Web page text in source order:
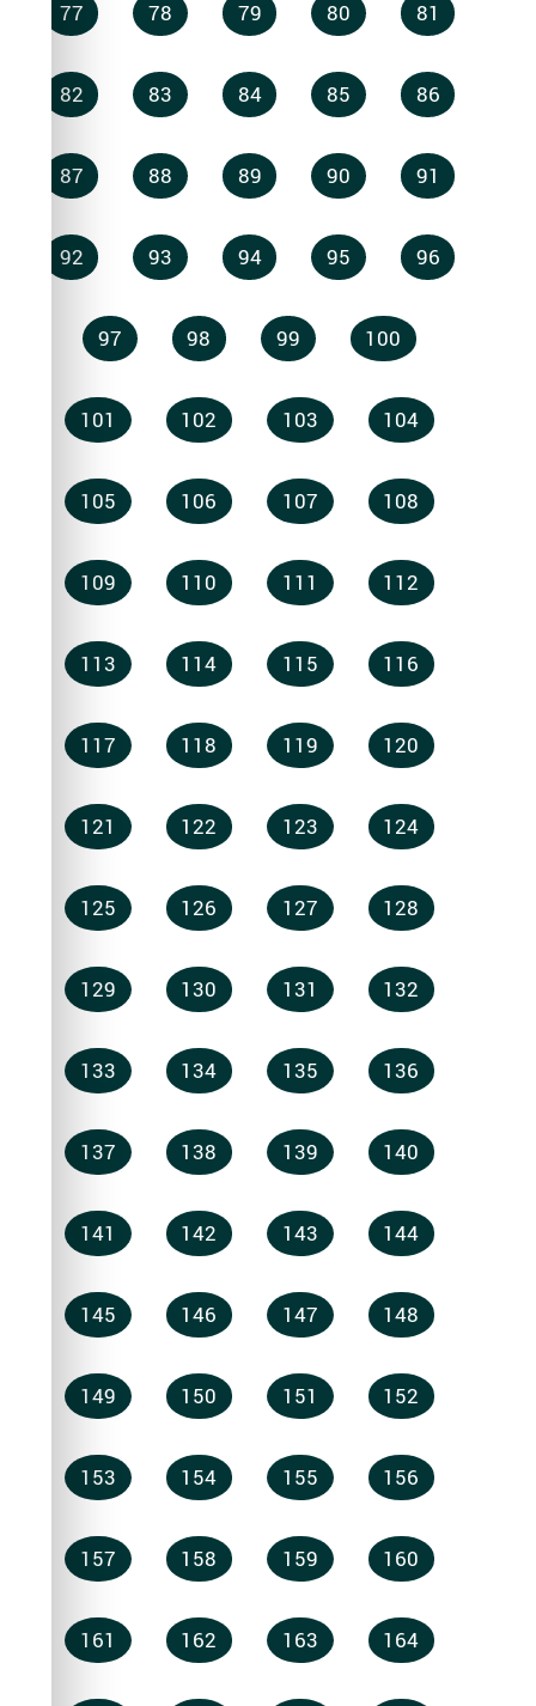
77 78 79 80 81
82 83 84 85 86
87 88 89 90 91
92 93 94 95 96
97 98 99 100
101 102 103 104
105 106 107 108
109 110 111 112
113 114 115 116
117 118 119 120
121 122 123 124
125 126 127 128
129 130 131 132
133 134 135 136
137 138 139 140
141 142 143 144
145 146 147 148
149 150 151 152
153 154 155 156
157 158 159 160
161 162 163 164